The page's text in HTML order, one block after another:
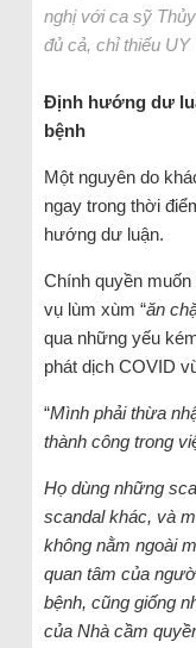
nghị với ca sỹ
đủ cả, chỉ thiếu UY
Định hướng dư
bệnh
Một nguyên do
ngay trong thời
hướng dư luận.
Chính quyền
vụ lùm xùm “ăn
qua những yếu
phát dịch COVID
“Mình phải thừa
thành công trong
Họ dùng những
scandal khác, và
không nằm ngoài
quan tâm của
bệnh, cũng giống
của Nhà cầm